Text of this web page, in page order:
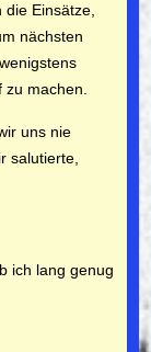
Einsätze,
nächsten
zu machen.
uns nie
salutierte,
ich lang genug